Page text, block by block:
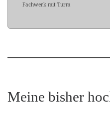
Fachwerk mit Turm
Meine bisher